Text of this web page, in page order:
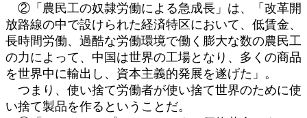
②「農民工の奴隷労働による急成長」は、「改革開
放路線の中で設けられた経済特区において、低賃金、
長時間労働、過酷な労働環境で働く膨大な数の農民工
の力によって、中国は世界の工場となり、多くの商品
を世界中に輸出し、資本主義的発展を遂げた」。
つまり、使い捨て労働者が使い捨て世界のために使
い捨て製品を作るということだ。